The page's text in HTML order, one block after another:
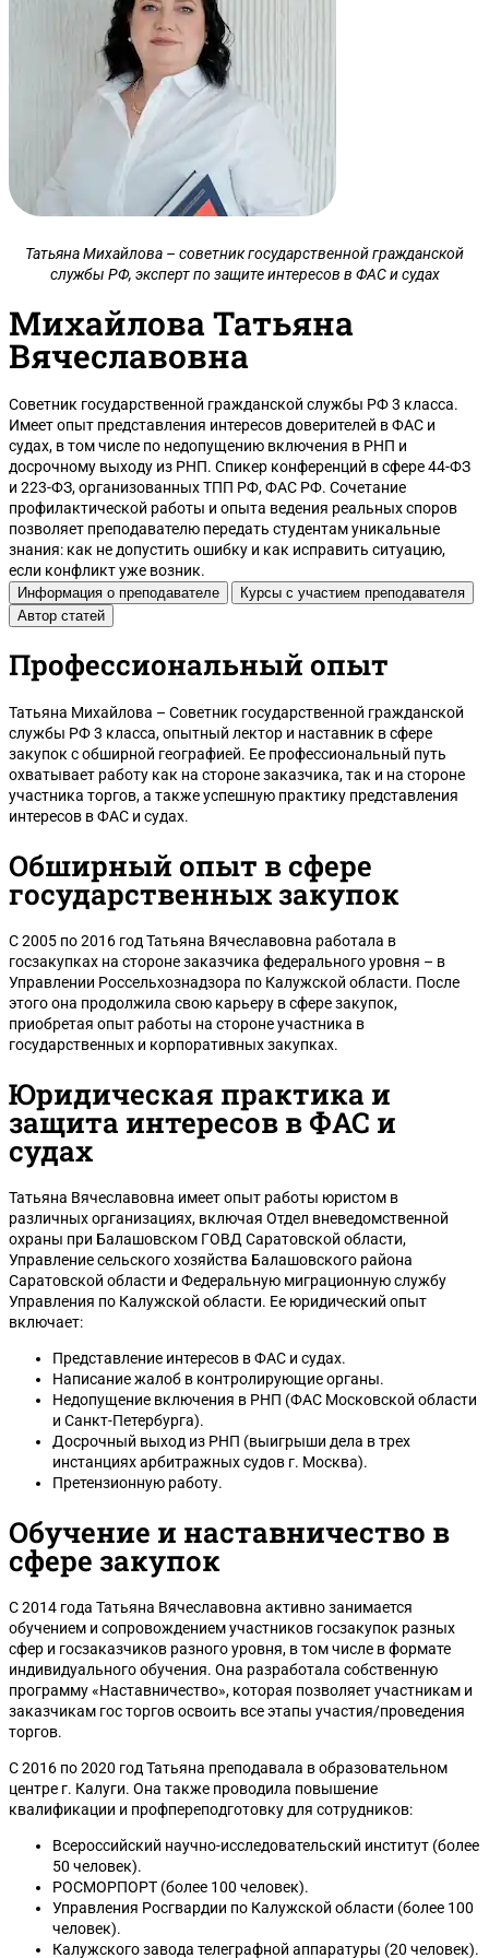
Тюмень
Татьяна Михайлова – советник государственной гражданской
службы РФ, эксперт по защите интересов в ФАС и судах
Михайлова Татьяна
Вячеславовна
Советник государственной гражданской службы РФ 3 класса.
Имеет опыт представления интересов доверителей в ФАС и
судах, в том числе по недопущению включения в РНП и
досрочному выходу из РНП. Спикер конференций в сфере 44-ФЗ
и 223-ФЗ, организованных ТПП РФ, ФАС РФ. Сочетание
профилактической работы и опыта ведения реальных споров
позволяет преподавателю передать студентам уникальные
знания: как не допустить ошибку и как исправить ситуацию,
если конфликт уже возник.
Информация о преподавателе
Курсы с участием преподавателя
Автор статей
Профессиональный опыт
Татьяна Михайлова – Советник государственной гражданской
службы РФ 3 класса, опытный лектор и наставник в сфере
закупок с обширной географией. Ее профессиональный путь
охватывает работу как на стороне заказчика, так и на стороне
участника торгов, а также успешную практику представления
интересов в ФАС и судах.
Обширный опыт в сфере
государственных закупок
С 2005 по 2016 год Татьяна Вячеславовна работала в
госзакупках на стороне заказчика федерального уровня – в
Управлении Россельхознадзора по Калужской области. После
этого она продолжила свою карьеру в сфере закупок,
приобретая опыт работы на стороне участника в
государственных и корпоративных закупках.
Юридическая практика и
защита интересов в ФАС и
судах
Татьяна Вячеславовна имеет опыт работы юристом в
различных организациях, включая Отдел вневедомственной
охраны при Балашовском ГОВД Саратовской области,
Управление сельского хозяйства Балашовского района
Саратовской области и Федеральную миграционную службу
Управления по Калужской области. Ее юридический опыт
включает:
Представление интересов в ФАС и судах.
Написание жалоб в контролирующие органы.
Недопущение включения в РНП (ФАС Московской области
и Санкт-Петербурга).
Досрочный выход из РНП (выигрыши дела в трех
инстанциях арбитражных судов г. Москва).
Претензионную работу.
Обучение и наставничество в
сфере закупок
С 2014 года Татьяна Вячеславовна активно занимается
обучением и сопровождением участников госзакупок разных
сфер и госзаказчиков разного уровня, в том числе в формате
индивидуального обучения. Она разработала собственную
программу «Наставничество», которая позволяет участникам и
заказчикам гос торгов освоить все этапы участия/проведения
торгов.
С 2016 по 2020 год Татьяна преподавала в образовательном
центре г. Калуги. Она также проводила повышение
квалификации и профпереподготовку для сотрудников:
Всероссийский научно-исследовательский институт (более
50 человек).
РОСМОРПОРТ (более 100 человек).
Управления Росгвардии по Калужской области (более 100
человек).
Калужского завода телеграфной аппаратуры (20 человек).